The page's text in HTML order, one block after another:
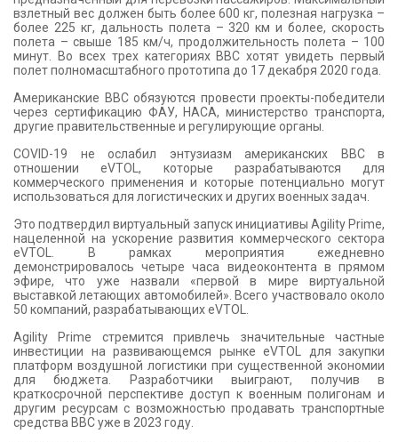
взлетный вес должен быть более 600 кг, полезная нагрузка –
более 225 кг, дальность полета – 320 км и более, скорость
полета – свыше 185 км/ч, продолжительность полета – 100
минут. Во всех трех категориях ВВС хотят увидеть первый
полет полномасштабного прототипа до 17 декабря 2020 года.
Американские ВВС обязуются провести проекты-победители
через сертификацию ФАУ, НАСА, министерство транспорта,
другие правительственные и регулирующие органы.
COVID-19 не ослабил энтузиазм американских ВВС в
отношении eVTOL, которые разрабатываются для
коммерческого применения и которые потенциально могут
использоваться для логистических и других военных задач.
Это подтвердил виртуальный запуск инициативы Agility Prime,
нацеленной на ускорение развития коммерческого сектора
eVTOL. В рамках мероприятия ежедневно
демонстрировалось четыре часа видеоконтента в прямом
эфире, что уже назвали «первой в мире виртуальной
выставкой летающих автомобилей». Всего участвовало около
50 компаний, разрабатывающих eVTOL.
Agility Prime стремится привлечь значительные частные
инвестиции на развивающемся рынке eVTOL для закупки
платформ воздушной логистики при существенной экономии
для бюджета. Разработчики выиграют, получив в
краткосрочной перспективе доступ к военным полигонам и
другим ресурсам с возможностью продавать транспортные
средства ВВС уже в 2023 году.